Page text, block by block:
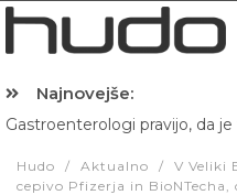
Najnovejše:
Gastroenterologi pravijo, da
Hudo / Aktualno /
V Veliki
cepivo Pfizerja in